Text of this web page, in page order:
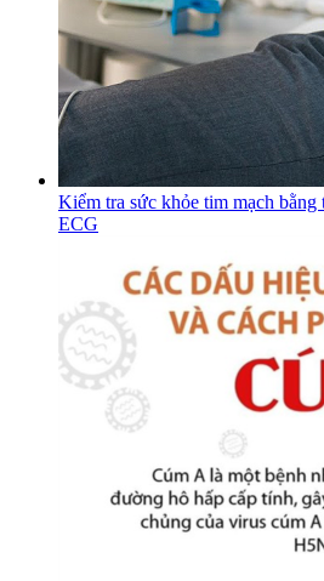
Kiểm tra sức khỏe tim mạch bằng
ECG